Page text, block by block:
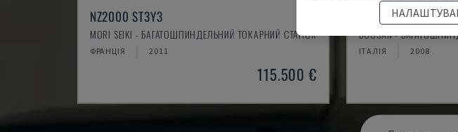
NZ2000 ST3Y3
MORI SEIKI - БАГАТОШПИНДЕЛЬНИЙ ТОКАРНИЙ СТАНОК
ФРАНЦІЯ 2011
115.500 €
PUMA TT2500SY
DOOSAN -
ІТАЛІЯ 2008